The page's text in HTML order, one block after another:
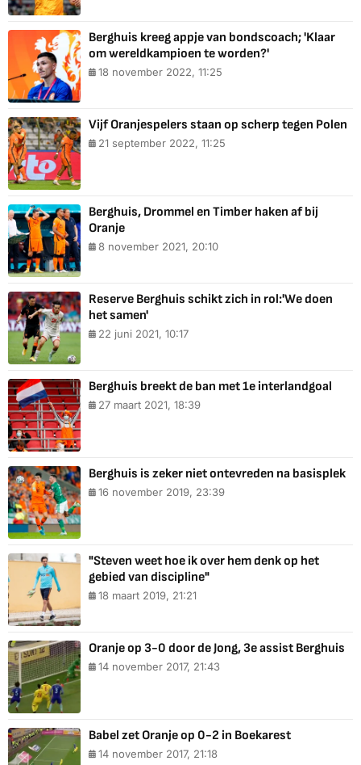
Berghuis kreeg appje van bondscoach; 'Klaar
om wereldkampioen te worden?'
18 november 2022, 11:25
Vijf Oranjespelers staan op scherp tegen Polen
21 september 2022, 11:25
Berghuis, Drommel en Timber haken af bij
Oranje
8 november 2021, 20:10
Reserve Berghuis schikt zich in rol:'We doen
het samen'
22 juni 2021, 10:17
Berghuis breekt de ban met 1e interlandgoal
27 maart 2021, 18:39
Berghuis is zeker niet ontevreden na basisplek
16 november 2019, 23:39
"Steven weet hoe ik over hem denk op het
gebied van discipline"
18 maart 2019, 21:21
Oranje op 3-0 door de Jong, 3e assist Berghuis
14 november 2017, 21:43
Babel zet Oranje op 0-2 in Boekarest
14 november 2017, 21:18